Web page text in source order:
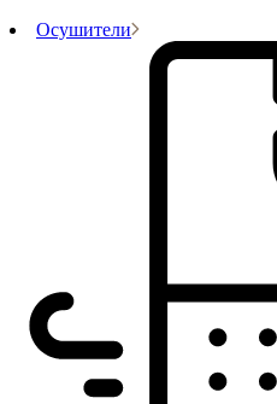
Осушители